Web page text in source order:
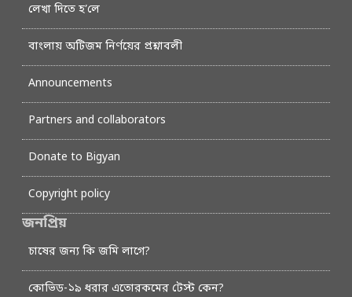
লেখা দিতে হ’লে
বাংলায় অটিজম নির্ণয়ের প্রশ্নাবলী
Announcements
Partners and collaborators
Donate to Bigyan
Copyright policy
জনপ্রিয়
চাষের জন্য কি জমি লাগে?
কোভিড-১৯ ধরার এতোরকমের টেস্ট কেন?